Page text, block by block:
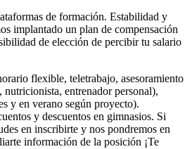
de formación. Estabilidad y
implantado un plan de compensación
de elección de percibir tu salario
flexible, teletrabajo, asesoramiento
nutricionista, entrenador personal),
y en verano según proyecto).
y descuentos en gimnasios. Si
en inscribirte y nos pondremos en
información de la posición ¡Te